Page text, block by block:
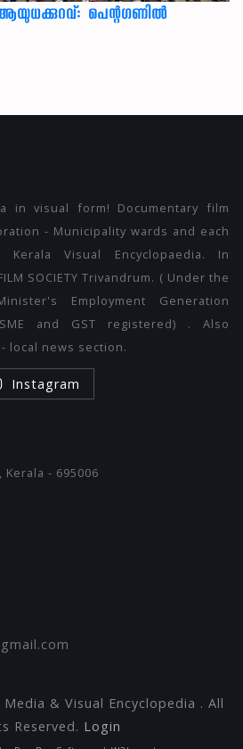
ആയുധക്കുറവ്: പെന്റഗണില്‍
in visual form! Documentary film
- Municipality wards and each
Kerala Visual Encyclopaedia. In
SOCIETY Trivandrum. ( Under the
Employment Generation
and GST registered) . Also
local news section.
Instagram
- 695006
& Visual Encyclopedia . All
Reserved. Login